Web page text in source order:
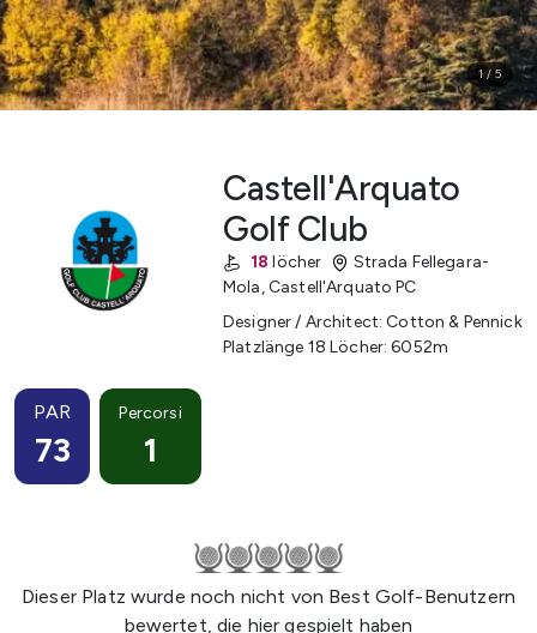
1/5
Castell'Arquato
Golf Club
18 löcher
Strada Fellegara-
Mola, Castell'Arquato PC
Designer / Architect: Cotton & Pennick
Platzlänge 18 Löcher:6052m
PAR
73
Percorsi
1
Dieser Platz wurde noch nicht von Best Golf-Benutzern
bewertet, die hier gespielt haben